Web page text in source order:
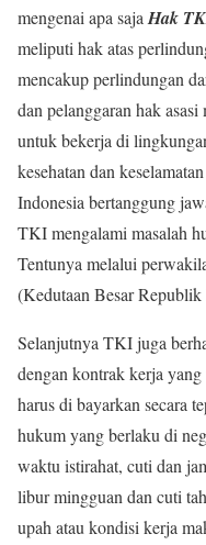
mengenai apa sajaHak
meliputi hak atas
mencakup perlindungan
dan pelanggaran hak
untuk bekerja di
kesehatan dan
Indonesia bertanggung
TKI mengalami masalah
Tentunya melalui
(Kedutaan Besar Republik
Selanjutnya TKI juga
dengan kontrak kerja
harus di bayarkan secara
hukum yang berlaku di
waktu istirahat, cuti dan
libur mingguan dan cuti
upah atau kondisi kerja